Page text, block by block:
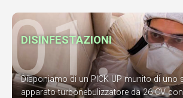
01.
DISINFESTAZIONI
Disponiamo di un PICK UP munito di uno
apparato turbonebulizzatore da 26 CV